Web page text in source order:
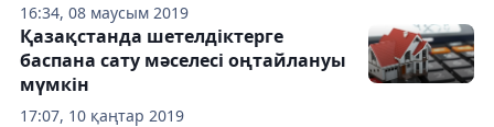
16:34, 08 маусым 2019
17:07, 10 қаңтар 2019
Қазақстанда шетелдіктерге
баспана сату мәселесі оңтайлануы
мүмкін